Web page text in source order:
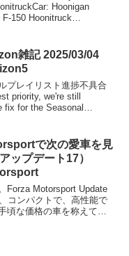
Hoonigan
150 Hoonitruck
雑記 2025/03/04
プレイリスト進捗不具合
priority, we're still
fix for the Seasonal
で次の愛車を見
ップデート17）
Forza Motorsport Update
コンパクトで、高性能で
頃な価格の車を称えてい